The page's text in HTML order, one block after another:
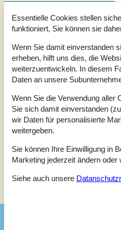
4,3
1 externe
4,3
Insgesamt: 4 Reinigung:
Innenausstattung:
4
Essentielle Cookies stellen
funktioniert, Sie können sie
Wenn Sie damit einverstanden
erheben, hilft uns dies, die
weiterzuentwickeln. In diesem
Daten an unsere
Wenn Sie die Verwendung aller
Sie sich damit einverstanden
wir Daten für personalisierte
weitergeben.
Sie können Ihre Einwilligung in
Marketing jederzeit ändern oder
Siehe auch unsere